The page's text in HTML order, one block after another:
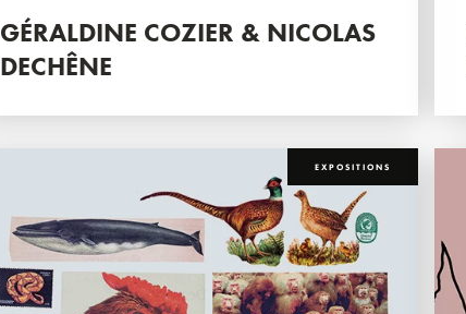
GÉRALDINE COZIER & NICOLAS
DECHÊNE
EXPOSITIONS